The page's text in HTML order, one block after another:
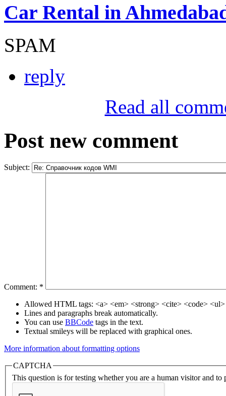
Car Rental in
SPAM
reply
Read all
Post new comment
Subject:
Comment: *
Allowed HTML tags: <a> <em> <strong> <cite> <code>
Lines and paragraphs break automatically.
You can use BBCode tags in the text.
Textual smileys will be replaced with graphical ones.
More information about formatting options
CAPTCHA
This question is for testing whether you are a human visitor and to